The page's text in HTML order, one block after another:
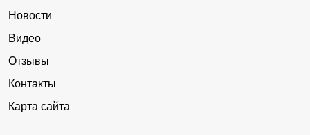
Новости
Видео
Отзывы
Контакты
Карта сайта